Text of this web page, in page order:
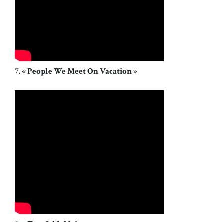
7. « People We Meet On Vacation »